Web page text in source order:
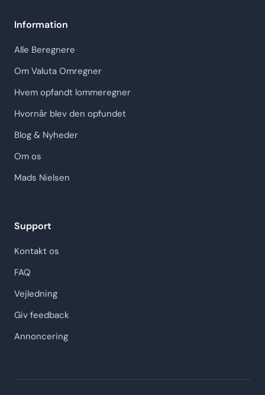
Information
Alle Beregnere
Om Valuta Omregner
Hvem opfandt lommeregner
Hvornår blev den opfundet
Blog & Nyheder
Om os
Mads Nielsen
Support
Kontakt os
FAQ
Vejledning
Giv feedback
Annoncering